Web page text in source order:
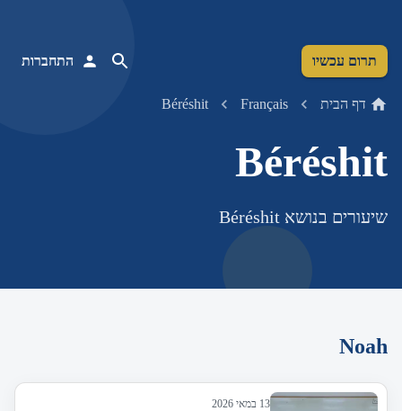
תרום עכשיו התחברות
דף הבית Français
Béréshit
Béréshit
שיעורים בנושא Béréshit
Noah
13 במאי 2026